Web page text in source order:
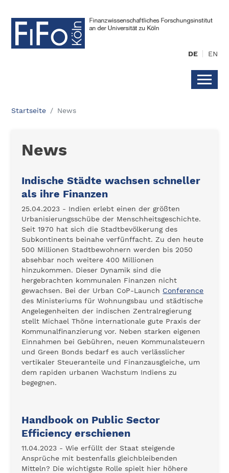
DE EN
Startseite News
News
Indische Städte wachsen schneller
als ihre Finanzen
25.04.2023 - Indien erlebt einen der größten
Urbanisierungsschübe der Menschheitsgeschichte.
Seit 1970 hat sich die Stadtbevölkerung des
Subkontinents beinahe verfünffacht. Zu den heute
500 Millionen Stadtbewohnern werden bis 2050
absehbar noch weitere 400 Millionen
hinzukommen. Dieser Dynamik sind die
hergebrachten kommunalen Finanzen nicht
gewachsen. Bei der Urban CoP-Launch Conference
des Ministeriums für Wohnungsbau und städtische
Angelegenheiten der indischen Zentralregierung
stellt Michael Thöne internationale gute Praxis der
Kommunalfinanzierung vor. Neben starken eigenen
Einnahmen bei Gebühren, neuen Kommunalsteuern
und Green Bonds bedarf es auch verlässlicher
vertikaler Steueranteile und Finanzausgleiche, um
dem rapiden urbanen Wachstum Indiens zu
begegnen.
Handbook on Public Sector
Efficiency erschienen
11.04.2023 - Wie erfüllt der Staat steigende
Ansprüche mit bestenfalls gleichbleibenden
Mitteln? Die wichtigste Rolle spielt hier höhere